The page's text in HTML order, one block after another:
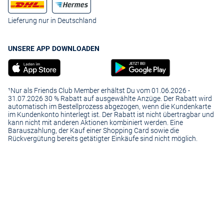
Lieferung nur in Deutschland
UNSERE APP DOWNLOADEN
¹Nur als Friends Club Member erhältst Du vom 01.06.2026 -
31.07.2026 30 % Rabatt auf ausgewählte Anzüge. Der Rabatt wird
automatisch im Bestellprozess abgezogen, wenn die Kundenkarte
im Kundenkonto hinterlegt ist. Der Rabatt ist nicht übertragbar und
kann nicht mit anderen Aktionen kombiniert werden. Eine
Barauszahlung, der Kauf einer Shopping Card sowie die
Rückvergütung bereits getätigter Einkäufe sind nicht möglich.